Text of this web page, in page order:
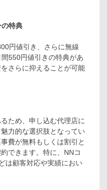
特典
円値引き、さらに無線
550円値引きの特典があ
さらに抑えることが可能
ため、申し込む代理店に
力的な選択肢となってい
費が無料もしくは割引と
できます。特に、NNコ
は顧客対応や実績におい